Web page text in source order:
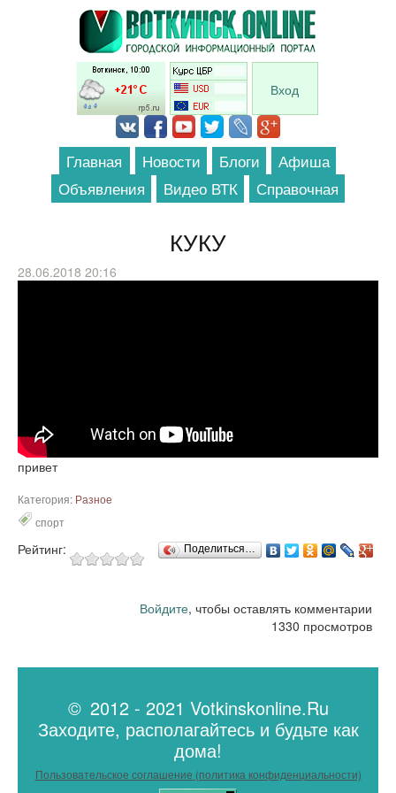
Перейти к основному содержанию
Вход
Главная Новости Блоги
Афиша
Объявления
Видео ВТК Справочная
КУКУ
28.06.2018 20:16
привет
Категория: Разное
спорт
Рейтинг: Поделиться…
Войдите, чтобы оставлять комментарии
1330 просмотров
© 2012 - 2021 Votkinskonline.Ru
Заходите, располагайтесь и будьте как
дома!
Пользовательское соглашение (политика конфиденциальности)